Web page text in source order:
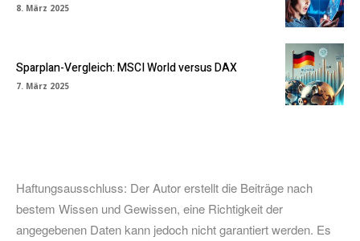
8. März 2025
Sparplan-Vergleich: MSCI World versus DAX
7. März 2025
Haftungsausschluss: Der Autor erstellt die Beiträge nach
bestem Wissen und Gewissen, eine Richtigkeit der
angegebenen Daten kann jedoch nicht garantiert werden. Es